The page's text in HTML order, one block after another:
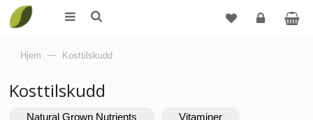
Hjem — Kosttilskudd
Kosttilskudd
Natural Grown Nutrients Vitaminer